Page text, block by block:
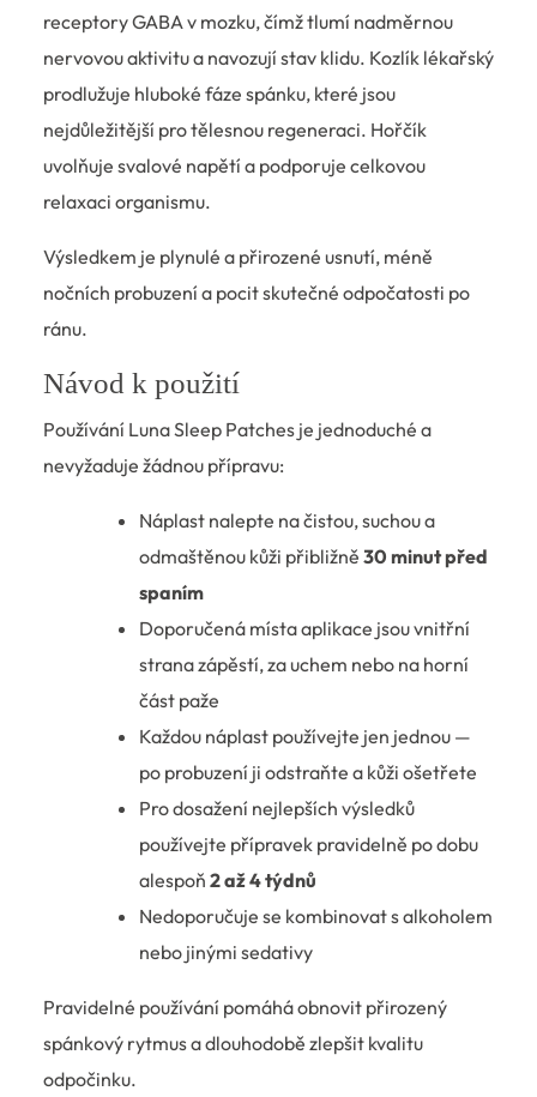
receptory GABA v mozku, čímž tlumí nadměrnou
nervovou aktivitu a navozují stav klidu. Kozlík lékařský
prodlužuje hluboké fáze spánku, které jsou
nejdůležitější pro tělesnou regeneraci. Hořčík
uvolňuje svalové napětí a podporuje celkovou
relaxaci organismu.
Výsledkem je plynulé a přirozené usnutí, méně
nočních probuzení a pocit skutečné odpočatosti po
ránu.
Návod k použití
Používání Luna Sleep Patches je jednoduché a
nevyžaduje žádnou přípravu:
Náplast nalepte na čistou, suchou a
odmaštěnou kůži přibližně 30 minut před
spaním
Doporučená místa aplikace jsou vnitřní
strana zápěstí, za uchem nebo na horní
část paže
Každou náplast používejte jen jednou —
po probuzení ji odstraňte a kůži ošetřete
Pro dosažení nejlepších výsledků
používejte přípravek pravidelně po dobu
alespoň 2 až 4 týdnů
Nedoporučuje se kombinovat s alkoholem
nebo jinými sedativy
Pravidelné používání pomáhá obnovit přirozený
spánkový rytmus a dlouhodobě zlepšit kvalitu
odpočinku.